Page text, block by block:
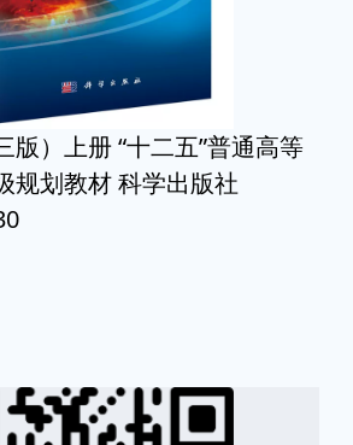
版）上册 “十二五”普通高等
规划教材 科学出版社